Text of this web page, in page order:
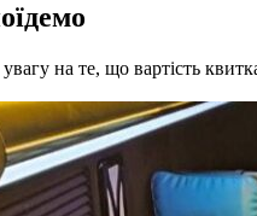
на те, що вартість